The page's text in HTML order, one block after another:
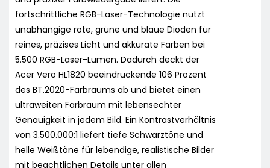
fortschrittliche RGB-Laser-Technologie nutzt
unabhängige rote, grüne und blaue Dioden für
reines, präzises Licht und akkurate Farben bei
5.500 RGB-Laser-Lumen. Dadurch deckt der
Acer Vero HL1820 beeindruckende 106 Prozent
des BT.2020-Farbraums ab und bietet einen
ultraweiten Farbraum mit lebensechter
Genauigkeit in jedem Bild. Ein Kontrastverhältnis
von 3.500.000:1 liefert tiefe Schwarztöne und
helle Weißtöne für lebendige, realistische Bilder
mit beachtlichen Details unter allen